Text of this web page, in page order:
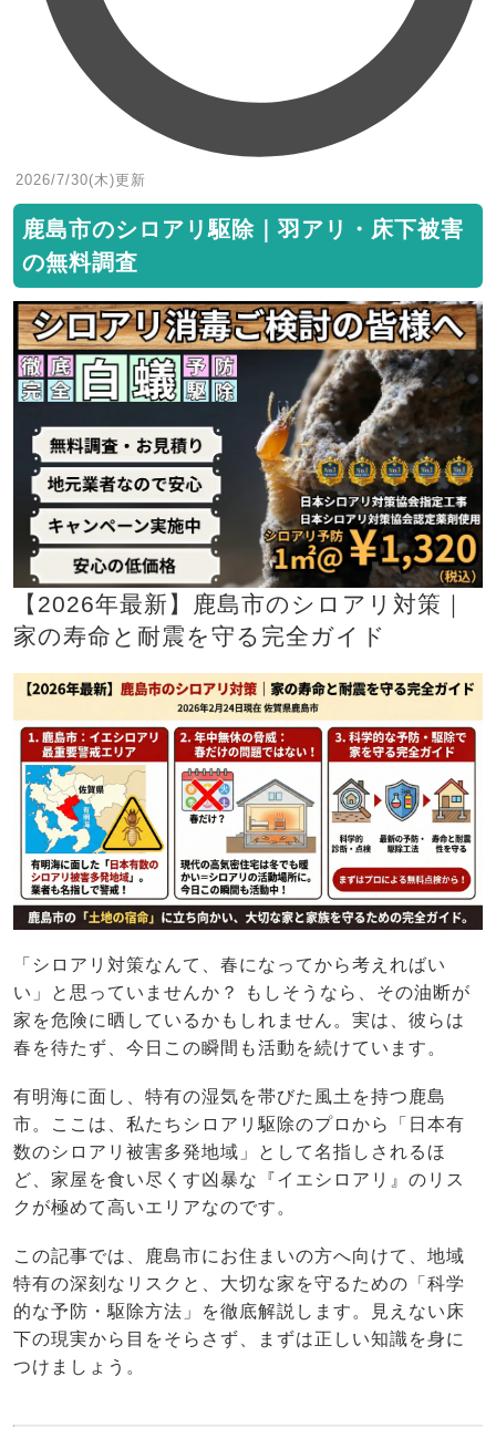
2026/7/30(木)更新
鹿島市のシロアリ駆除｜羽アリ・床下被害
の無料調査
【2026年最新】鹿島市のシロアリ対策｜
家の寿命と耐震を守る完全ガイド
「シロアリ対策なんて、春になってから考えればい
い」と思っていませんか？ もしそうなら、その油断が
家を危険に晒しているかもしれません。実は、彼らは
春を待たず、今日この瞬間も活動を続けています。
有明海に面し、特有の湿気を帯びた風土を持つ鹿島
市。ここは、私たちシロアリ駆除のプロから「日本有
数のシロアリ被害多発地域」として名指しされるほ
ど、家屋を食い尽くす凶暴な『イエシロアリ』のリス
クが極めて高いエリアなのです。
この記事では、鹿島市にお住まいの方へ向けて、地域
特有の深刻なリスクと、大切な家を守るための「科学
的な予防・駆除方法」を徹底解説します。見えない床
下の現実から目をそらさず、まずは正しい知識を身に
つけましょう。